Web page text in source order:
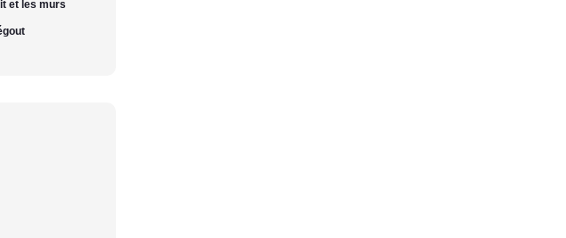
et les murs